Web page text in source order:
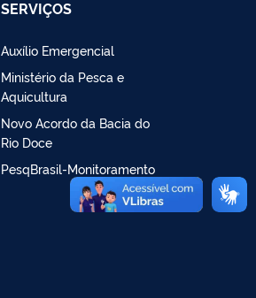
SERVIÇOS
Auxílio Emergencial
Ministério da Pesca e
Aquicultura
Novo Acordo da Bacia do
Rio Doce
PesqBrasil-Monitoramento